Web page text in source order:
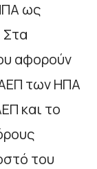
ως
αφορούν
των ΗΠΑ
και το
του